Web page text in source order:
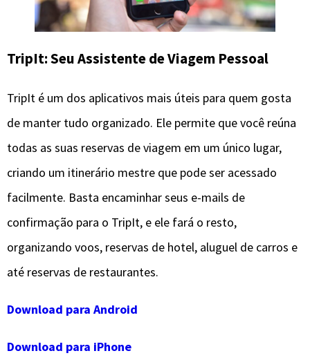
TripIt: Seu Assistente de Viagem Pessoal
TripIt é um dos aplicativos mais úteis para quem gosta
de manter tudo organizado. Ele permite que você reúna
todas as suas reservas de viagem em um único lugar,
criando um itinerário mestre que pode ser acessado
facilmente. Basta encaminhar seus e-mails de
confirmação para o TripIt, e ele fará o resto,
organizando voos, reservas de hotel, aluguel de carros e
até reservas de restaurantes.
Download para Android
Download para iPhone